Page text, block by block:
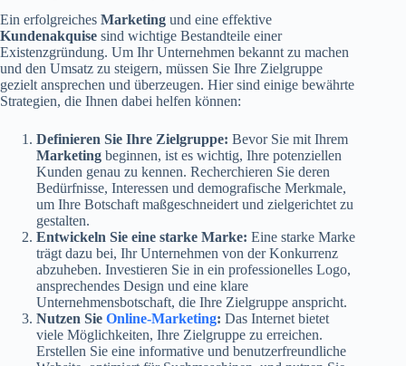
Ein erfolgreiches Marketing und eine effektive
Kundenakquise sind wichtige Bestandteile einer
Existenzgründung. Um Ihr Unternehmen bekannt zu machen
und den Umsatz zu steigern, müssen Sie Ihre Zielgruppe
gezielt ansprechen und überzeugen. Hier sind einige bewährte
Strategien, die Ihnen dabei helfen können:
Definieren Sie Ihre Zielgruppe: Bevor Sie mit Ihrem
Marketing beginnen, ist es wichtig, Ihre potenziellen
Kunden genau zu kennen. Recherchieren Sie deren
Bedürfnisse, Interessen und demografische Merkmale,
um Ihre Botschaft maßgeschneidert und zielgerichtet zu
gestalten.
Entwickeln Sie eine starke Marke: Eine starke Marke
trägt dazu bei, Ihr Unternehmen von der Konkurrenz
abzuheben. Investieren Sie in ein professionelles Logo,
ansprechendes Design und eine klare
Unternehmensbotschaft, die Ihre Zielgruppe anspricht.
Nutzen Sie Online-Marketing: Das Internet bietet
viele Möglichkeiten, Ihre Zielgruppe zu erreichen.
Erstellen Sie eine informative und benutzerfreundliche